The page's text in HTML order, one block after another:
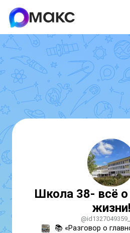
Школа 38- всё
жизни!
📚 «Разговор о